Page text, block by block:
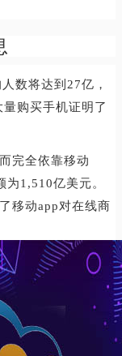
数将达到27亿，
购买手机证明了
完全依靠移动
1,510亿美元。
移动app对在线商